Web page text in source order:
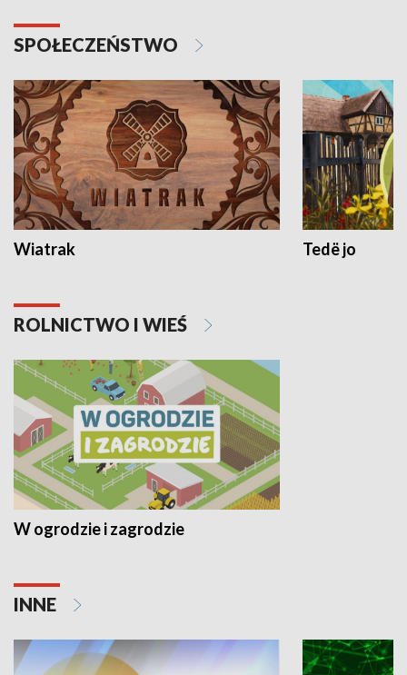
SPOŁECZEŃSTWO
Wiatrak Tedë jo
ROLNICTWO I WIEŚ
W ogrodzie i zagrodzie
INNE